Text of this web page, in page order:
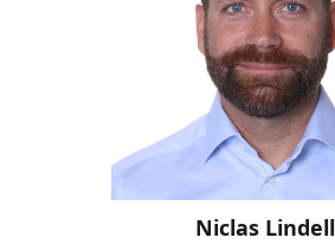
Niclas Lindell